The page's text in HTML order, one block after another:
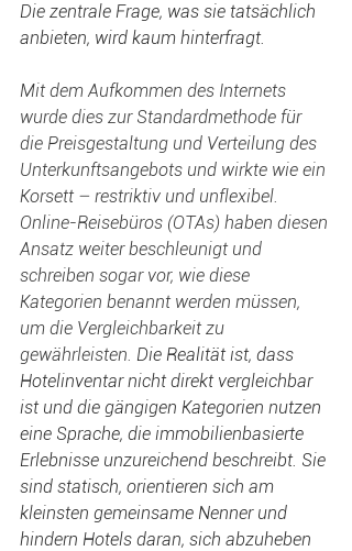
Die zentrale Frage, was sie tatsächlich
anbieten, wird kaum hinterfragt.
Mit dem Aufkommen des Internets
wurde dies zur Standardmethode für
die Preisgestaltung und Verteilung des
Unterkunftsangebots und wirkte wie ein
Korsett – restriktiv und unflexibel.
Online-Reisebüros (OTAs) haben diesen
Ansatz weiter beschleunigt und
schreiben sogar vor, wie diese
Kategorien benannt werden müssen,
um die Vergleichbarkeit zu
gewährleisten. Die Realität ist, dass
Hotelinventar nicht direkt vergleichbar
ist und die gängigen Kategorien nutzen
eine Sprache, die immobilienbasierte
Erlebnisse unzureichend beschreibt. Sie
sind statisch, orientieren sich am
kleinsten gemeinsame Nenner und
hindern Hotels daran, sich abzuheben